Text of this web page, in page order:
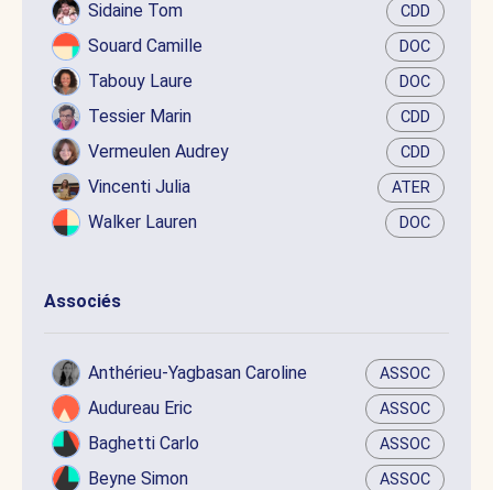
Sidaine Tom CDD
Souard Camille DOC
Tabouy Laure DOC
Tessier Marin CDD
Vermeulen Audrey CDD
Vincenti Julia ATER
Walker Lauren DOC
Associés
Anthérieu-Yagbasan Caroline ASSOC
Audureau Eric ASSOC
Baghetti Carlo ASSOC
Beyne Simon ASSOC